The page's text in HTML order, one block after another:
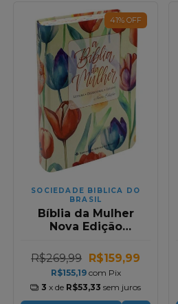
41%OFF
SOCIEDADE BIBLICA DO
BRASIL
Bíblia da Mulher
Nova Edição
Tulipa Laranja NAA
R$269,99 R$159,99
R$155,19 com Pix
3 x de R$53,33 sem juros